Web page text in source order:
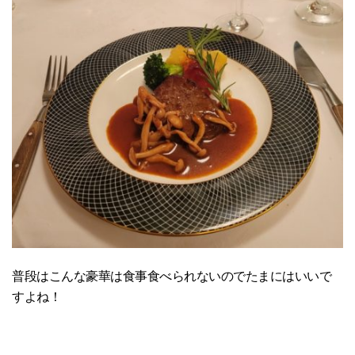
普段はこんな豪華は食事食べられないのでたまにはいいで
すよね！